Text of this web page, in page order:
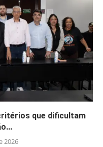
que dificultam
2026